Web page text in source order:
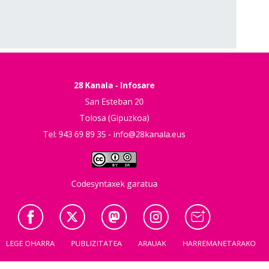
28 Kanala - Infosare
San Esteban 20
Tolosa (Gipuzkoa)
Tel: 943 69 89 35 - info@28kanala.eus
Codesyntaxek garatua
LEGE OHARRA PUBLIZITATEA ARAUAK HARREMANETARAKO